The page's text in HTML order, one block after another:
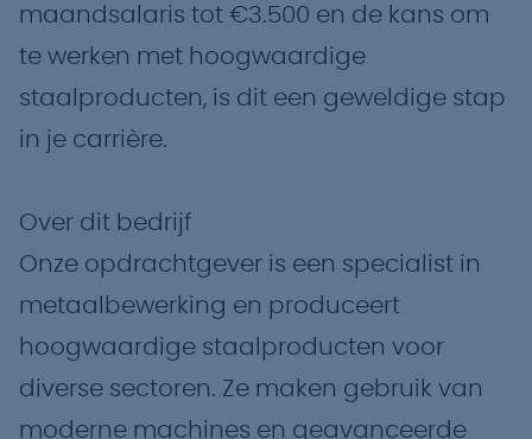
maandsalaris tot €3.500 en de kans om
te werken met hoogwaardige
staalproducten, is dit een geweldige stap
in je carrière.
Over dit bedrijf
Onze opdrachtgever is een specialist in
metaalbewerking en produceert
hoogwaardige staalproducten voor
diverse sectoren. Ze maken gebruik van
moderne machines en geavanceerde